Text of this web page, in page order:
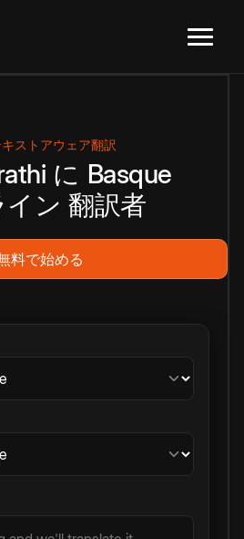
ストアウェア翻訳
に Basque
イン 翻訳者
料で始める